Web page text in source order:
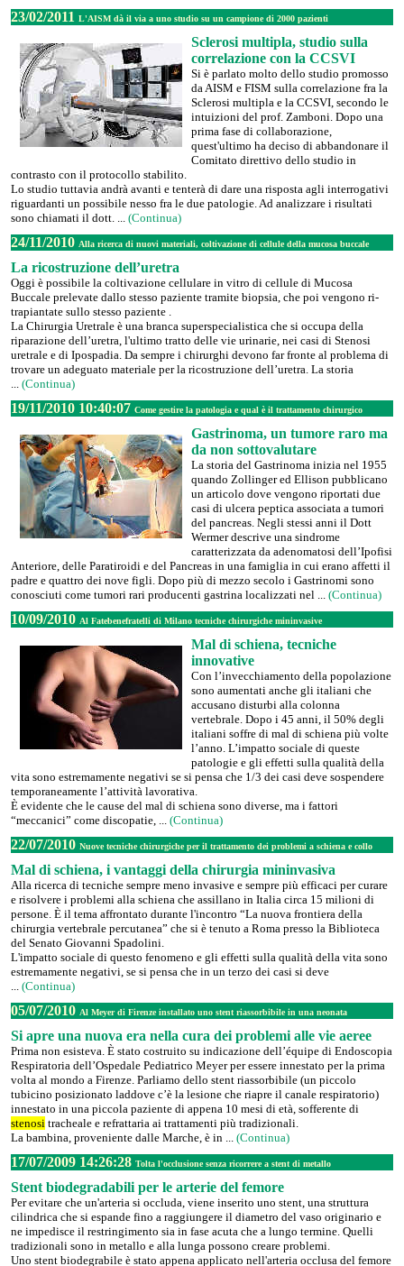
23/02/2011 L'AISM dà il via a uno studio su un campione di 2000 pazienti
Sclerosi multipla, studio sulla
correlazione con la CCSVI
Si è parlato molto dello studio promosso
da AISM e FISM sulla correlazione fra la
Sclerosi multipla e la CCSVI, secondo le
intuizioni del prof. Zamboni. Dopo una
prima fase di collaborazione,
quest'ultimo ha deciso di abbandonare il
Comitato direttivo dello studio in
contrasto con il protocollo stabilito.
Lo studio tuttavia andrà avanti e tenterà di dare una risposta agli interrogativi
riguardanti un possibile nesso fra le due patologie. Ad analizzare i risultati
sono chiamati il dott. ... (Continua)
24/11/2010 Alla ricerca di nuovi materiali, coltivazione di cellule della mucosa buccale
La ricostruzione dell’uretra
Oggi è possibile la coltivazione cellulare in vitro di cellule di Mucosa
Buccale prelevate dallo stesso paziente tramite biopsia, che poi vengono ri-
trapiantate sullo stesso paziente .
La Chirurgia Uretrale è una branca superspecialistica che si occupa della
riparazione dell’uretra, l'ultimo tratto delle vie urinarie, nei casi di Stenosi
uretrale e di Ipospadia. Da sempre i chirurghi devono far fronte al problema di
trovare un adeguato materiale per la ricostruzione dell’uretra. La storia
... (Continua)
19/11/2010 10:40:07 Come gestire la patologia e qual è il trattamento chirurgico
Gastrinoma, un tumore raro ma
da non sottovalutare
La storia del Gastrinoma inizia nel 1955
quando Zollinger ed Ellison pubblicano
un articolo dove vengono riportati due
casi di ulcera peptica associata a tumori
del pancreas. Negli stessi anni il Dott
Wermer descrive una sindrome
caratterizzata da adenomatosi dell’Ipofisi
Anteriore, delle Paratiroidi e del Pancreas in una famiglia in cui erano affetti il
padre e quattro dei nove figli. Dopo più di mezzo secolo i Gastrinomi sono
conosciuti come tumori rari producenti gastrina localizzati nel ... (Continua)
10/09/2010 Al Fatebenefratelli di Milano tecniche chirurgiche mininvasive
Mal di schiena, tecniche
innovative
Con l’invecchiamento della popolazione
sono aumentati anche gli italiani che
accusano disturbi alla colonna
vertebrale. Dopo i 45 anni, il 50% degli
italiani soffre di mal di schiena più volte
l’anno. L’impatto sociale di queste
patologie e gli effetti sulla qualità della
vita sono estremamente negativi se si pensa che 1/3 dei casi deve sospendere
temporaneamente l’attività lavorativa.
È evidente che le cause del mal di schiena sono diverse, ma i fattori
“meccanici” come discopatie, ... (Continua)
22/07/2010 Nuove tecniche chirurgiche per il trattamento dei problemi a schiena e collo
Mal di schiena, i vantaggi della chirurgia mininvasiva
Alla ricerca di tecniche sempre meno invasive e sempre più efficaci per curare
e risolvere i problemi alla schiena che assillano in Italia circa 15 milioni di
persone. È il tema affrontato durante l'incontro “La nuova frontiera della
chirurgia vertebrale percutanea” che si è tenuto a Roma presso la Biblioteca
del Senato Giovanni Spadolini.
L'impatto sociale di questo fenomeno e gli effetti sulla qualità della vita sono
estremamente negativi, se si pensa che in un terzo dei casi si deve
... (Continua)
05/07/2010 Al Meyer di Firenze installato uno stent riassorbibile in una neonata
Si apre una nuova era nella cura dei problemi alle vie aeree
Prima non esisteva. È stato costruito su indicazione dell’équipe di Endoscopia
Respiratoria dell’Ospedale Pediatrico Meyer per essere innestato per la prima
volta al mondo a Firenze. Parliamo dello stent riassorbibile (un piccolo
tubicino posizionato laddove c’è la lesione che riapre il canale respiratorio)
innestato in una piccola paziente di appena 10 mesi di età, sofferente di
stenosi tracheale e refrattaria ai trattamenti più tradizionali.
La bambina, proveniente dalle Marche, è in ... (Continua)
17/07/2009 14:26:28 Tolta l'occlusione senza ricorrere a stent di metallo
Stent biodegradabili per le arterie del femore
Per evitare che un'arteria si occluda, viene inserito uno stent, una struttura
cilindrica che si espande fino a raggiungere il diametro del vaso originario e
ne impedisce il restringimento sia in fase acuta che a lungo termine. Quelli
tradizionali sono in metallo e alla lunga possono creare problemi.
Uno stent biodegrabile è stato appena applicato nell'arteria occlusa del femore